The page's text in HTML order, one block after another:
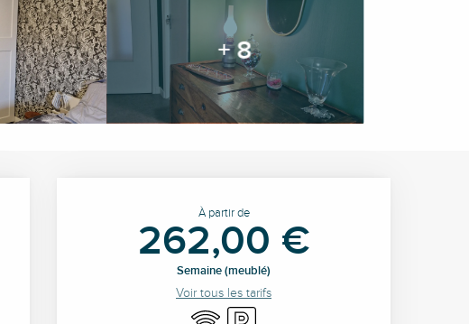
+ 8
Ouverture et
À partir de
262,00 €
Semaine (meublé)
Voir tous les tarifs
WiFi Parking